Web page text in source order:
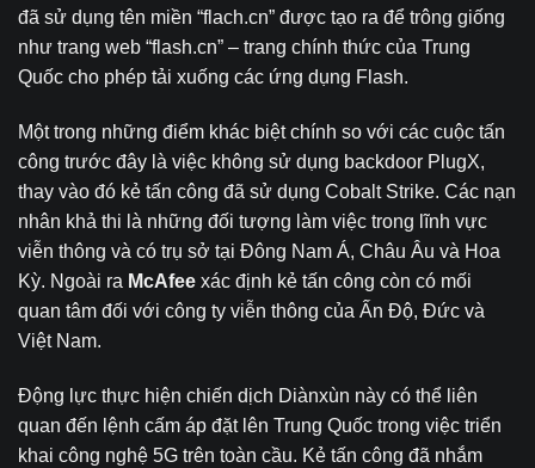
đã sử dụng tên miền “flach.cn” được tạo ra để trông giống
như trang web “flash.cn” – trang chính thức của Trung
Quốc cho phép tải xuống các ứng dụng Flash.
Một trong những điểm khác biệt chính so với các cuộc tấn
công trước đây là việc không sử dụng backdoor PlugX,
thay vào đó kẻ tấn công đã sử dụng Cobalt Strike. Các nạn
nhân khả thi là những đối tượng làm việc trong lĩnh vực
viễn thông và có trụ sở tại Đông Nam Á, Châu Âu và Hoa
Kỳ. Ngoài ra McAfee xác định kẻ tấn công còn có mối
quan tâm đối với công ty viễn thông của Ấn Độ, Đức và
Việt Nam.
Động lực thực hiện chiến dịch Diànxùn này có thể liên
quan đến lệnh cấm áp đặt lên Trung Quốc trong việc triển
khai công nghệ 5G trên toàn cầu. Kẻ tấn công đã nhắm